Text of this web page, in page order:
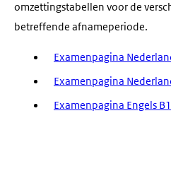
omzettingstabellen voor de
betreffende afnameperiode.
Examenpagina
Examenpagina
Examenpagina Engels B1